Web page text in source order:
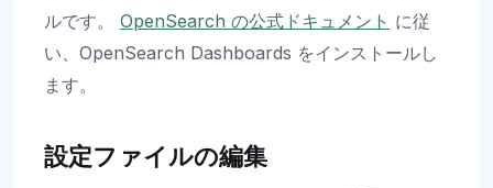
ルです。 OpenSearch の公式ドキュメント に従
い、OpenSearch Dashboards をインストールし
ます。
設定ファイルの編集